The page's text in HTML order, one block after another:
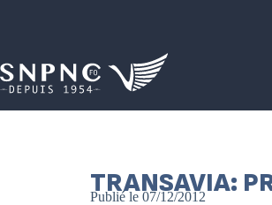
TRANSAVIA:
Publié le 07/12/2012